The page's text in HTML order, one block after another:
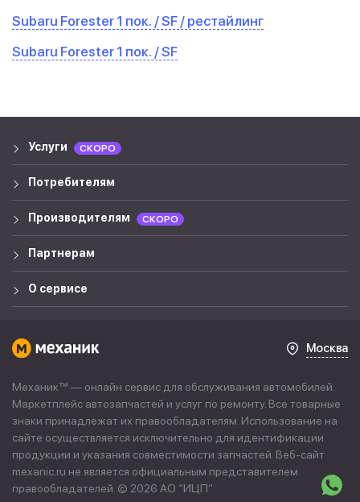
Subaru Forester 1 пок. / SF / рестайлинг
Subaru Forester 1 пок. / SF
Услуги СКОРО
Потребителям
Производителям СКОРО
Партнерам
О сервисе
Москва
Механик™ — онлайн сервис для обслуживания автомобилей.
Маркетплейс автозапчастей и услуг по ремонту. Все товарные
знаки принадлежат их правообладателям. Использование на
сайте осуществляется исключительно для идентификации
продукции и указания совместимости запчастей. Веб-сайт
mexanic.ru не является официальным представителем
правообладателей. © 2026 АО “ИЦП”